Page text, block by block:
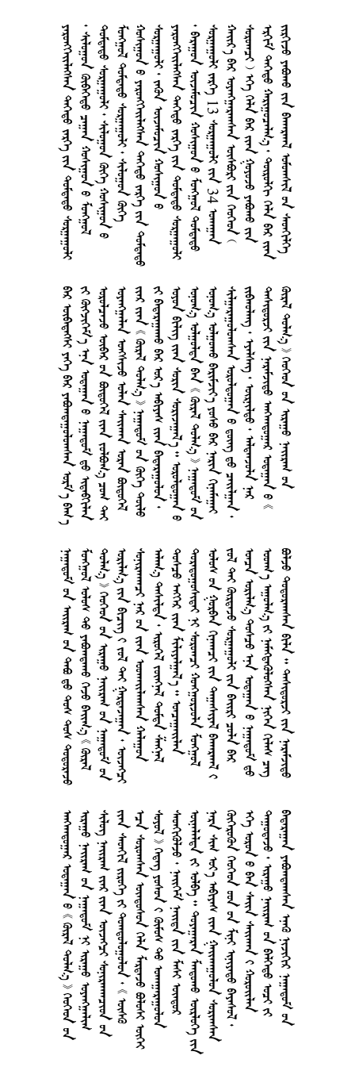
                                              13   34                            
                                                                                        
                                                                                    
                                                                                     